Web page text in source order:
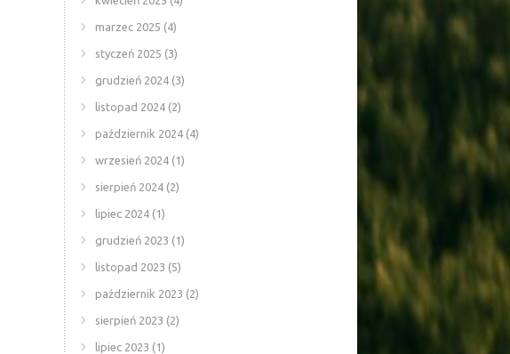
marzec 2025 (4)
styczeń 2025 (3)
grudzień 2024 (3)
listopad 2024 (2)
październik 2024 (4)
wrzesień 2024 (1)
sierpień 2024 (2)
lipiec 2024 (1)
grudzień 2023 (1)
listopad 2023 (5)
październik 2023 (2)
sierpień 2023 (2)
lipiec 2023 (1)